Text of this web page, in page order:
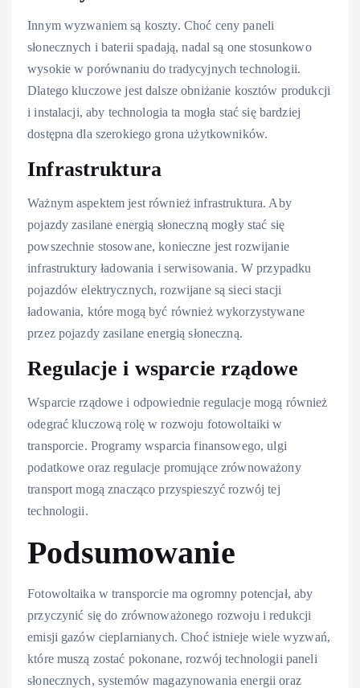
Innym wyzwaniem są koszty. Choć ceny paneli
słonecznych i baterii spadają, nadal są one stosunkowo
wysokie w porównaniu do tradycyjnych technologii.
Dlatego kluczowe jest dalsze obniżanie kosztów produkcji
i instalacji, aby technologia ta mogła stać się bardziej
dostępna dla szerokiego grona użytkowników.
Infrastruktura
Ważnym aspektem jest również infrastruktura. Aby
pojazdy zasilane energią słoneczną mogły stać się
powszechnie stosowane, konieczne jest rozwijanie
infrastruktury ładowania i serwisowania. W przypadku
pojazdów elektrycznych, rozwijane są sieci stacji
ładowania, które mogą być również wykorzystywane
przez pojazdy zasilane energią słoneczną.
Regulacje i wsparcie rządowe
Wsparcie rządowe i odpowiednie regulacje mogą również
odegrać kluczową rolę w rozwoju fotowoltaiki w
transporcie. Programy wsparcia finansowego, ulgi
podatkowe oraz regulacje promujące zrównoważony
transport mogą znacząco przyspieszyć rozwój tej
technologii.
Podsumowanie
Fotowoltaika w transporcie ma ogromny potencjał, aby
przyczynić się do zrównoważonego rozwoju i redukcji
emisji gazów cieplarnianych. Choć istnieje wiele wyzwań,
które muszą zostać pokonane, rozwój technologii paneli
słonecznych, systemów magazynowania energii oraz